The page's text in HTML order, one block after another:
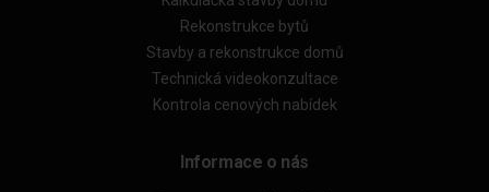
Rekonstrukce bytů
Stavby a rekonstrukce domů
Technická videokonzultace
Kontrola cenových nabídek
Informace o nás